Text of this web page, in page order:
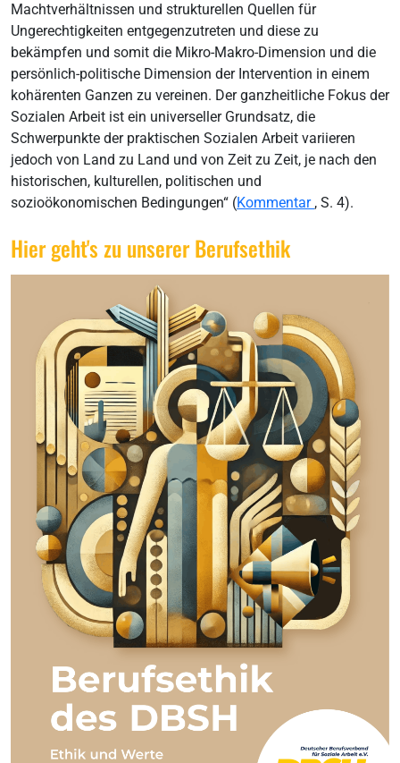
Machtverhältnissen und strukturellen Quellen für
Ungerechtigkeiten entgegenzutreten und diese zu
bekämpfen und somit die Mikro-Makro-Dimension und die
persönlich-politische Dimension der Intervention in einem
kohärenten Ganzen zu vereinen. Der ganzheitliche Fokus der
Sozialen Arbeit ist ein universeller Grundsatz, die
Schwerpunkte der praktischen Sozialen Arbeit variieren
jedoch von Land zu Land und von Zeit zu Zeit, je nach den
historischen, kulturellen, politischen und
sozioökonomischen Bedingungen“ (Kommentar , S. 4).
Hier geht's zu unserer Berufsethik